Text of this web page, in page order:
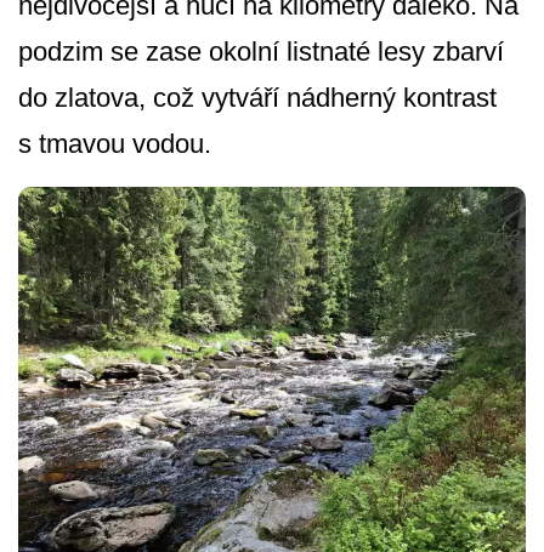
podzim se zase okolní listnaté lesy zbarví
do zlatova, což vytváří nádherný kontrast
s tmavou vodou.